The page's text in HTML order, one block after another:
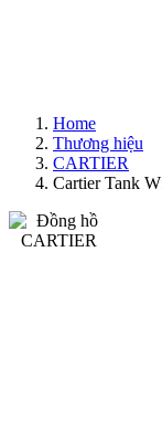
Home
Thương hiệu
CARTIER
Cartier Tank